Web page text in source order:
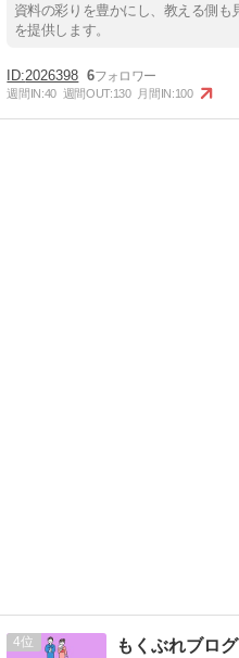
資料の彩りを豊かにし、教える側
を提供します。
2026398 6
週間IN:40 週間OUT:130 月間IN:100
4